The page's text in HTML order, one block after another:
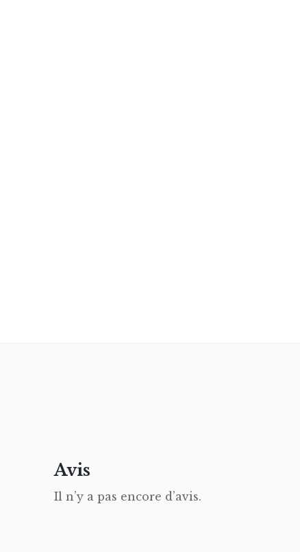
Avis
Il n’y a pas encore d’avis.